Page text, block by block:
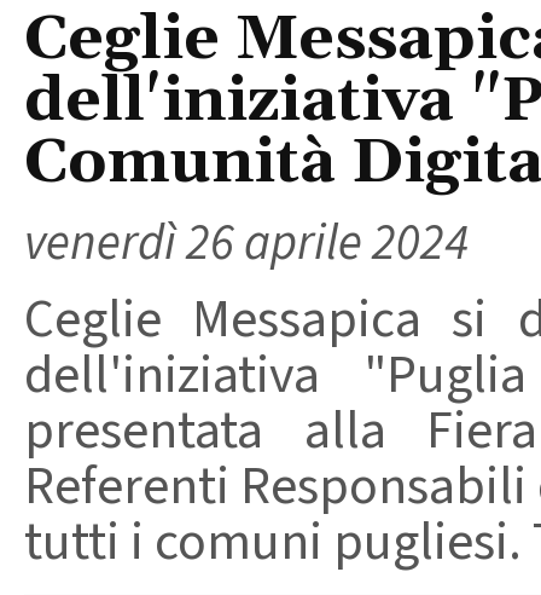
Ceglie
dell'iniziativa
Comunità
venerdì 26 aprile 2024
Ceglie Messapica
dell'iniziativa
presentata alla
Referenti
tutti i comuni pugliesi.